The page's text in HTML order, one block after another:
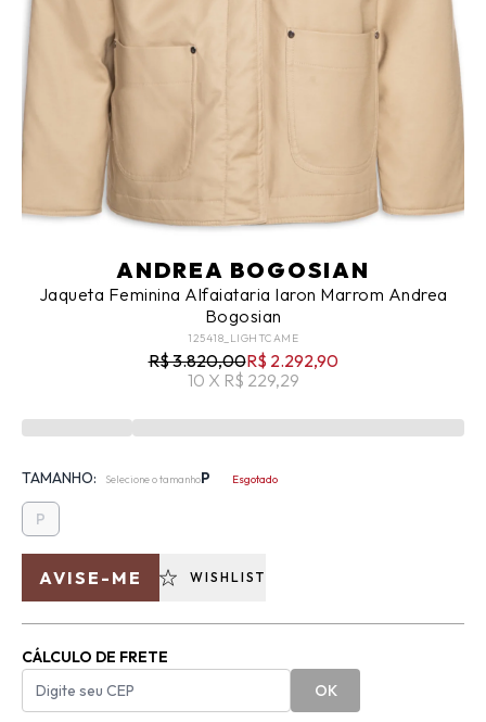
ANDREA BOGOSIAN
Jaqueta Feminina Alfaiataria Iaron Marrom Andrea
Bogosian
125418_LIGHTCAME
R$ 3.820,00R$ 2.292,90
10 X R$ 229,29
TAMANHO: Selecione o tamanhoP Esgotado
P
AVISE-ME WISHLIST
CÁLCULO DE FRETE
OK